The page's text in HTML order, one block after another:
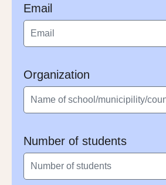
Email
Organization
Number of students